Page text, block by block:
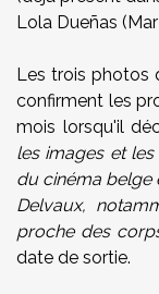
Lola Dueñas
Les trois photos
confirment les
mois lorsqu'il
les images et les
du cinéma belge
Delvaux,
proche des
date de sortie.